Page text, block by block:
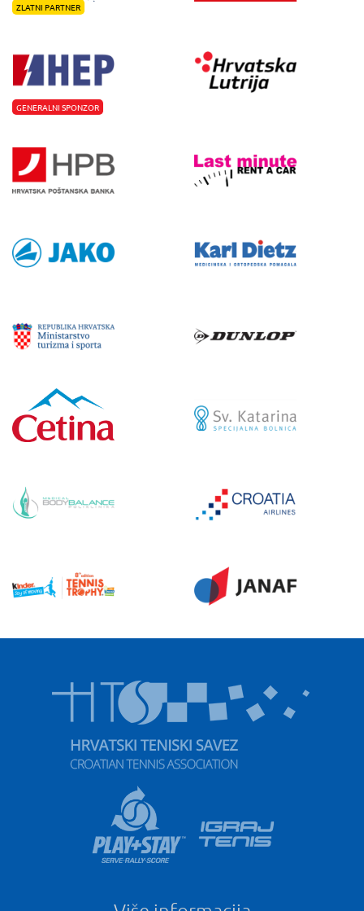
ZLATNI PARTNER
GENERALNI SPONZOR